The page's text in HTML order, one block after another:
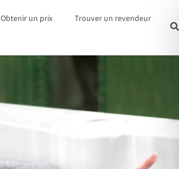
Obtenir un prix
Trouver un revendeur